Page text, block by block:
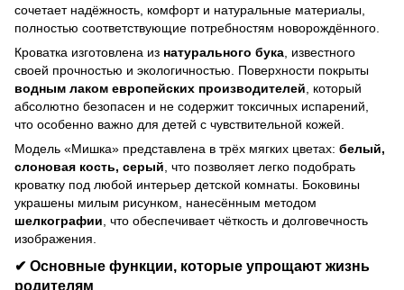
сочетает надёжность, комфорт и натуральные материалы,
полностью соответствующие потребностям новорождённого.
Кроватка изготовлена из натурального бука , известного
своей прочностью и экологичностью. Поверхности покрыты
водным лаком европейских производителей , который
абсолютно безопасен и не содержит токсичных испарений,
что особенно важно для детей с чувствительной кожей.
Модель «Мишка» представлена в трёх мягких цветах: белый,
слоновая кость, серый , что позволяет легко подобрать
кроватку под любой интерьер детской комнаты. Боковины
украшены милым рисунком, нанесённым методом
шелкографии , что обеспечивает чёткость и долговечность
изображения.
✔ Основные функции, которые упрощают жизнь
родителям